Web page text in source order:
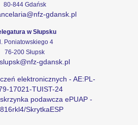
80-844 Gdańsk
gdansk.pl
w Słupsku
Poniatowskiego 4
76-200 Słupsk
slupsk@nfz-gdansk.pl
elektronicznych - AE:PL-
17021-TUIST-24
podawcza ePUAP -
SkrytkaESP